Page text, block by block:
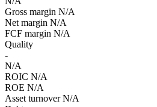
Gross margin N/A
Net margin N/A
FCF margin N/A
Quality
-
N/A
ROIC N/A
ROE N/A
Asset turnover N/A